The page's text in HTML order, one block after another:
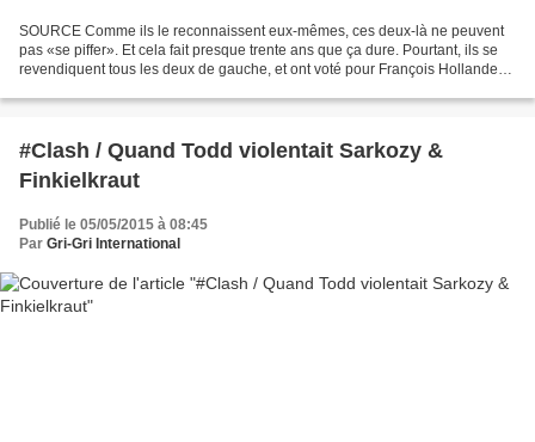
SOURCE Comme ils le reconnaissent eux-mêmes, ces deux-là ne peuvent
pas «se piffer». Et cela fait presque trente ans que ça dure. Pourtant, ils se
revendiquent tous les deux de gauche, et ont voté pour François Hollande
#Clash / Quand Todd violentait Sarkozy &
Finkielkraut
Publié le 05/05/2015 à 08:45
Par Gri-Gri International